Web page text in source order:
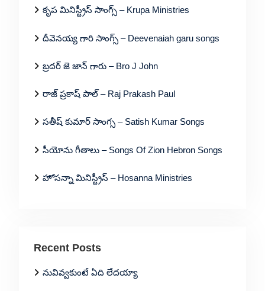
కృప మినిస్ట్రీస్ సాంగ్స్ – Krupa Ministries
దీవెనయ్య గారి సాంగ్స్ – Deevenaiah garu songs
బ్రదర్ జె జాన్ గారు – Bro J John
రాజ్ ప్రకాష్ పాల్ – Raj Prakash Paul
సతీష్ కుమార్ సాంగ్స – Satish Kumar Songs
సీయోను గీతాలు – Songs Of Zion Hebron Songs
హోసన్నా మినిస్ట్రీస్ – Hosanna Ministries
Recent Posts
నువివ్వకుంటే ఏది లేదయ్యా